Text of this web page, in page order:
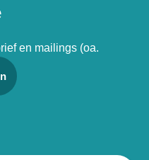
en mailings (oa.